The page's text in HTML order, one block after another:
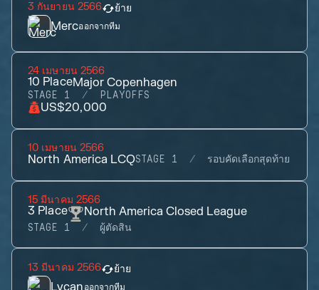
3 กันยายน 2566 ย้าย
Mercออกจากทีม
24 เมษายน 2566
10 PlaceMajor Copenhagen
STAGE 1 PLAYOFFS
US$20,000
10 เมษายน 2566
North America LCQSTAGE 1 รอบคัดเลือกสุดท้าย
15 มีนาคม 2566
3 Place North America Closed League
STAGE 1 ผู้ตัดสิน
13 มีนาคม 2566 ย้าย
Lycanออกจากทีม